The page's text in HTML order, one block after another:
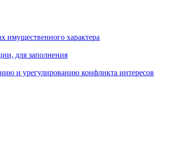
имущественного характера
для заполнения
и урегулированию конфликта интересов